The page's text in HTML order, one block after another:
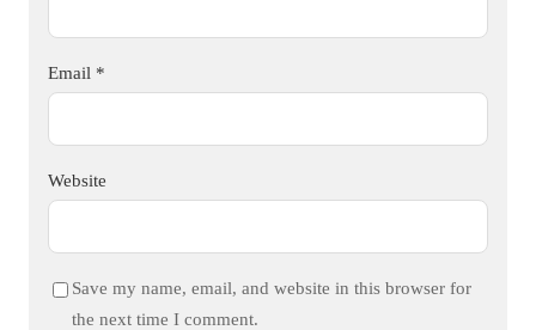
Email *
Website
Save my name, email, and website in this browser for
the next time I comment.